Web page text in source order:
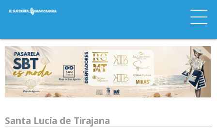
Santa Lucía de Tirajana